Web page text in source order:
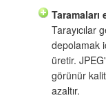
Tarayıcılar
depolamak
üretir.
görünür
azaltır.